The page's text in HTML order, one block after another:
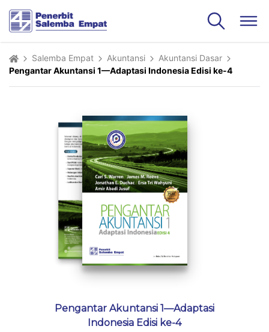
Salemba Empat Akuntansi
Akuntansi Dasar
Pengantar Akuntansi 1—Adaptasi Indonesia Edisi ke-4
Pengantar Akuntansi 1—Adaptasi
Indonesia Edisi ke-4